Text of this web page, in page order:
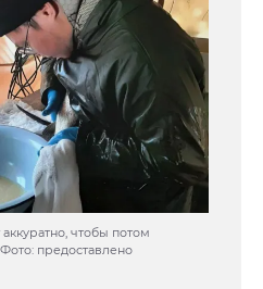
чтобы потом
предоставлено